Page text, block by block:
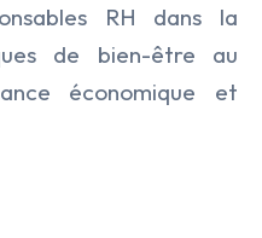
RH dans la
de bien-être au
économique et
Coaching
Executive Search
Agro Alimentaire
NOS ACTUALITÉS
OFFRES